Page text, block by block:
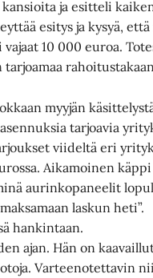
ja esitteli
esitys ja kysyä, että
10 000 euroa.
myyjän
tarjoavia
viideltä eri
Aikamoinen
aurinkopaneelit
laskun heti”.
hankintaan.
ajan. Hän on
Varteenotettavin